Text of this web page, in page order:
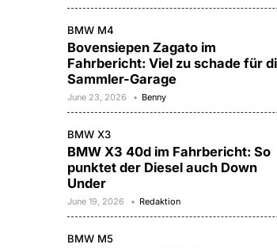
BMW M4
Bovensiepen Zagato im
Fahrbericht: Viel zu schade für
Sammler-Garage
June 23, 2026 Benny
BMW X3
BMW X3 40d im Fahrbericht: So
punktet der Diesel auch Down
Under
June 19, 2026 Redaktion
BMW M5